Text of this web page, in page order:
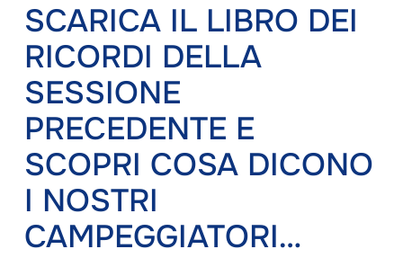
SCARICA IL LIBRO DEI
RICORDI DELLA
SESSIONE
PRECEDENTE E
SCOPRI COSA DICONO
I NOSTRI
CAMPEGGIATORI…